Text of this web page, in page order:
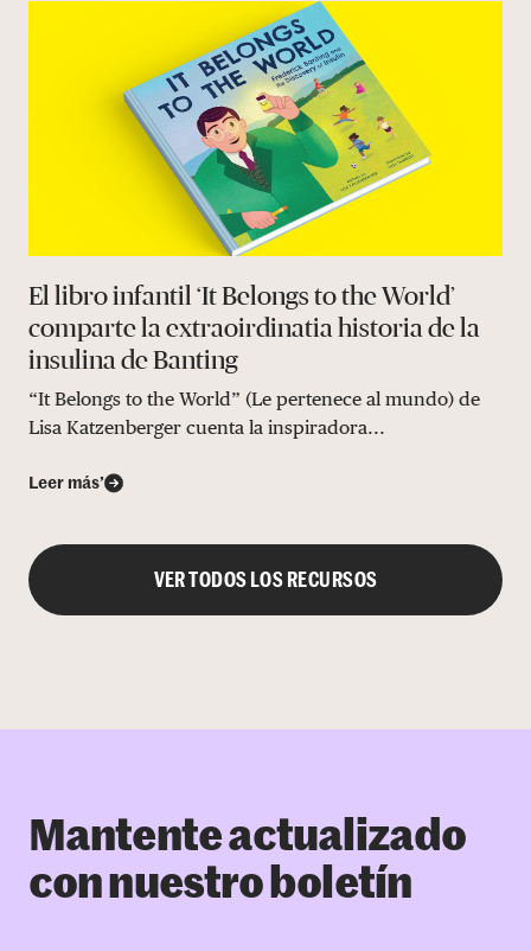
El libro infantil ‘It Belongs to the World’
comparte la extraoirdinatia historia de la
insulina de Banting
“It Belongs to the World” (Le pertenece al mundo) de
Lisa Katzenberger cuenta la inspiradora...
Leer más’
VER TODOS LOS RECURSOS
Mantente actualizado
con nuestro boletín